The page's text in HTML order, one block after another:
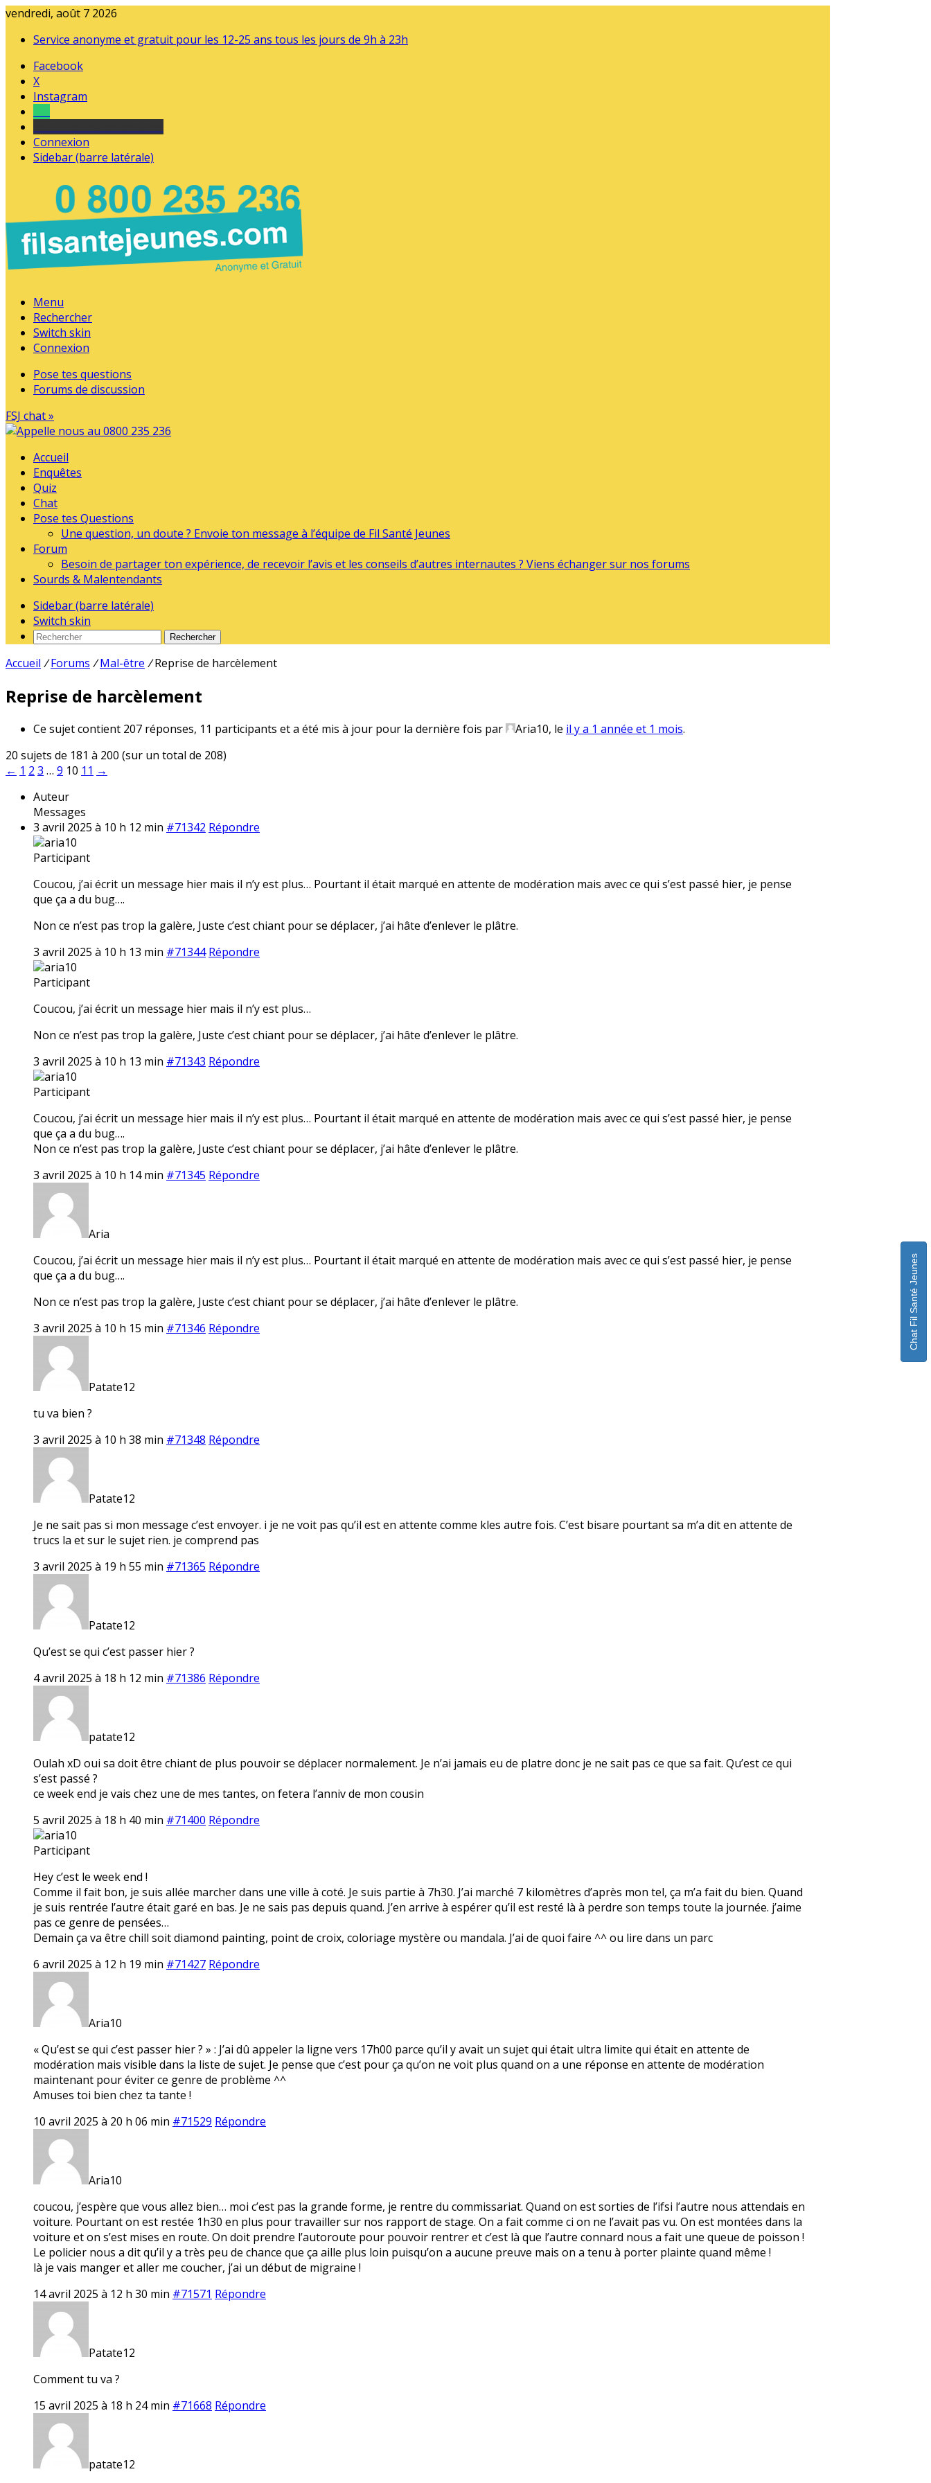
vendredi, août 7 2026
Service anonyme et gratuit pour les 12-25 ans tous les jours de 9h à 23h
Facebook
X
Instagram
Connexion
Sidebar (barre latérale)
Menu
Rechercher
Switch skin
Connexion
Pose tes questions
Forums de discussion
FSJ chat »
Accueil
Enquêtes
Quiz
Chat
Pose tes Questions
Une question, un doute ? Envoie ton message à l’équipe de Fil Santé Jeunes
Forum
Besoin de partager ton expérience, de recevoir l’avis et les conseils d’autres internautes ? Viens échanger sur nos forums
Sourds & Malentendants
Sidebar (barre latérale)
Switch skin
Rechercher
Accueil / Forums / Mal-être / Reprise de harcèlement
Reprise de harcèlement
Ce sujet contient 207 réponses, 11 participants et a été mis à jour pour la dernière fois par Aria10, le il y a 1 année et 1 mois.
20 sujets de 181 à 200 (sur un total de 208)
← 1 2 3 … 9 10 11 →
Auteur
Messages
3 avril 2025 à 10 h 12 min #71342 Répondre
aria10
Participant
Coucou, j’ai écrit un message hier mais il n’y est plus… Pourtant il était marqué en attente de modération mais avec ce qui s’est passé hier, je pense
que ça a du bug….
Non ce n’est pas trop la galère, Juste c’est chiant pour se déplacer, j’ai hâte d’enlever le plâtre.
3 avril 2025 à 10 h 13 min #71344 Répondre
aria10
Participant
Coucou, j’ai écrit un message hier mais il n’y est plus…
Non ce n’est pas trop la galère, Juste c’est chiant pour se déplacer, j’ai hâte d’enlever le plâtre.
3 avril 2025 à 10 h 13 min #71343 Répondre
aria10
Participant
Coucou, j’ai écrit un message hier mais il n’y est plus… Pourtant il était marqué en attente de modération mais avec ce qui s’est passé hier, je pense
que ça a du bug….
Non ce n’est pas trop la galère, Juste c’est chiant pour se déplacer, j’ai hâte d’enlever le plâtre.
3 avril 2025 à 10 h 14 min #71345 Répondre
Aria
Coucou, j’ai écrit un message hier mais il n’y est plus… Pourtant il était marqué en attente de modération mais avec ce qui s’est passé hier, je pense
que ça a du bug….
Non ce n’est pas trop la galère, Juste c’est chiant pour se déplacer, j’ai hâte d’enlever le plâtre.
3 avril 2025 à 10 h 15 min #71346 Répondre
Patate12
tu va bien ?
3 avril 2025 à 10 h 38 min #71348 Répondre
Patate12
Je ne sait pas si mon message c’est envoyer. i je ne voit pas qu’il est en attente comme kles autre fois. C’est bisare pourtant sa m’a dit en attente de
trucs la et sur le sujet rien. je comprend pas
3 avril 2025 à 19 h 55 min #71365 Répondre
Patate12
Qu’est se qui c’est passer hier ?
4 avril 2025 à 18 h 12 min #71386 Répondre
patate12
Oulah xD oui sa doit être chiant de plus pouvoir se déplacer normalement. Je n’ai jamais eu de platre donc je ne sait pas ce que sa fait. Qu’est ce qui
s’est passé ?
ce week end je vais chez une de mes tantes, on fetera l’anniv de mon cousin
5 avril 2025 à 18 h 40 min #71400 Répondre
aria10
Participant
Hey c’est le week end !
Comme il fait bon, je suis allée marcher dans une ville à coté. Je suis partie à 7h30. J’ai marché 7 kilomètres d’après mon tel, ça m’a fait du bien. Quand
je suis rentrée l’autre était garé en bas. Je ne sais pas depuis quand. J’en arrive à espérer qu’il est resté là à perdre son temps toute la journée. j’aime
pas ce genre de pensées…
Demain ça va être chill soit diamond painting, point de croix, coloriage mystère ou mandala. J’ai de quoi faire ^^ ou lire dans un parc
6 avril 2025 à 12 h 19 min #71427 Répondre
Aria10
« Qu’est se qui c’est passer hier ? » : J’ai dû appeler la ligne vers 17h00 parce qu’il y avait un sujet qui était ultra limite qui était en attente de
modération mais visible dans la liste de sujet. Je pense que c’est pour ça qu’on ne voit plus quand on a une réponse en attente de modération
maintenant pour éviter ce genre de problème ^^
Amuses toi bien chez ta tante !
10 avril 2025 à 20 h 06 min #71529 Répondre
Aria10
coucou, j’espère que vous allez bien… moi c’est pas la grande forme, je rentre du commissariat. Quand on est sorties de l’ifsi l’autre nous attendais en
voiture. Pourtant on est restée 1h30 en plus pour travailler sur nos rapport de stage. On a fait comme ci on ne l’avait pas vu. On est montées dans la
voiture et on s’est mises en route. On doit prendre l’autoroute pour pouvoir rentrer et c’est là que l’autre connard nous a fait une queue de poisson !
Le policier nous a dit qu’il y a très peu de chance que ça aille plus loin puisqu’on a aucune preuve mais on a tenu à porter plainte quand même !
là je vais manger et aller me coucher, j’ai un début de migraine !
14 avril 2025 à 12 h 30 min #71571 Répondre
Patate12
Comment tu va ?
15 avril 2025 à 18 h 24 min #71668 Répondre
patate12
Chat Fil Santé Jeunes